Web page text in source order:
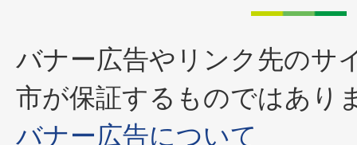
バナー広告やリンク先のサ
市が保証するものではあり
バナー広告について